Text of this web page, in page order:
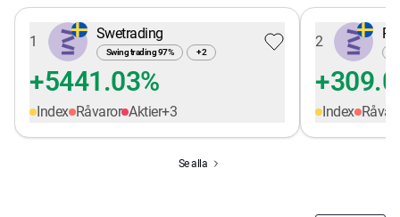
1 Swetrading
Swing trading97% +2
+5441.03%
Index Råvaror Aktier+3
2
Index
Se alla